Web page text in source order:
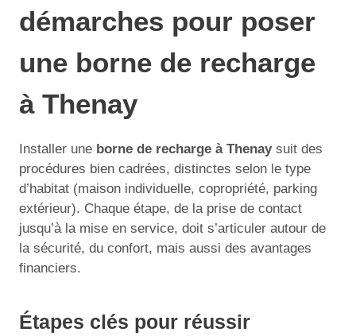
démarches pour poser
une borne de recharge
à Thenay
Installer une borne de recharge à Thenaysuit des
procédures bien cadrées, distinctes selon le type
d’habitat (maison individuelle, copropriété, parking
extérieur). Chaque étape, de la prise de contact
jusqu’à la mise en service, doit s’articuler autour de
la sécurité, du confort, mais aussi des avantages
financiers.
Étapes clés pour réussir